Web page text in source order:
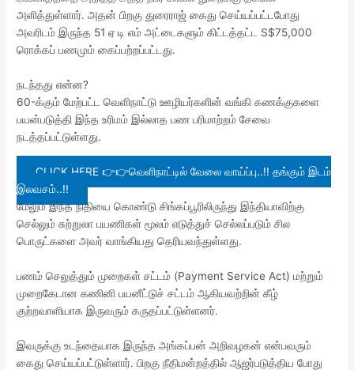
அளித்துள்ளார். அதன் பிறகு துரைராஜ் கைது செய்யப்பட்டபோது
அவரிடம் இருந்த 51 ஏ டி எம் அட்டைகளும் கிட்டத்தட்ட S$75,000
ரொக்கப் பணமும் கைப்பற்றப்பட்டது.
நடந்தது என்ன?
60-க்கும் மேற்பட்ட வெளிநாட்டு ஊழியர்களின் வங்கி கணக்குகளை
பயன்படுத்தி இந்த உரிமம் இல்லாத பண பரிமாற்றம் சேவை
நடத்தப்பட்டுள்ளது.
CLICK HERE 👉👉வெளிநாட்டில் வேலை வாய்ப்பு..!! தங்கும் இடம்
இலவசம்..!!
மேலும் இந்த நிதியை கொண்டு சிங்கப்பூரிலிருந்து இந்தியாவிற்கு
செல்லும் சுற்றுலா பயணிகள் மூலம் எடுத்துச் செல்லப்படும் சில
பொருட்களை அவர் வாங்கியது தெரியவந்துள்ளது.
பணம் செலுத்தும் முறைகள் சட்டம் (Payment Service Act) மற்றும்
முறைகேடான கணினி பயனீட்டுச் சட்டம் ஆகியவற்றின் கீழ்
குற்றவாளியாக இருவரும் கருதப்பட்டுள்ளனர்.
இவருக்கு உடந்தையாக இருந்த அங்கப்பன் அறிவழகன் என்பவரும்
கைது செய்யப்பட்டுள்ளார். பிறகு நீதிமன்றத்தில் ஆஜர்படுத்திய போது